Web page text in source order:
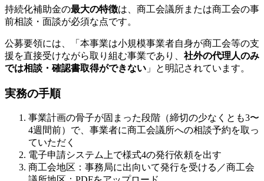
持続化補助金の最大の特徴は、商工会議所または商工会の事
前相談・面談が必須な点です。
公募要領には、「本事業は小規模事業者自身が商工会等の支
援を直接受けながら取り組む事業であり、 社外の代理人のみ
では相談・確認書取得ができない 」と明記されています。
実務の手順
事業計画の骨子が固まった段階（締切の少なくとも3〜
4週間前）で、事業者に商工会議所への相談予約を取っ
ていただく
電子申請システム上で様式4の発行依頼を出す
商工会地区：事務局に出向いて発行を受ける／商工会